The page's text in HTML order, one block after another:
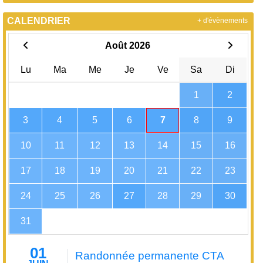
CALENDRIER
Août 2026
Lu Ma Me Je Ve Sa Di
1 2
3 4 5 6 7 8 9
10 11 12 13 14 15 16
17 18 19 20 21 22 23
24 25 26 27 28 29 30
31
01 Randonnée permanente CTA
+ d'évènements